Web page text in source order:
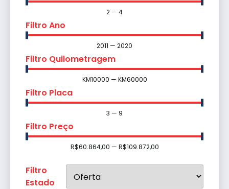
2 — 4
Filtro Ano
2011 — 2020
Filtro Quilometragem
KM10000 — KM60000
Filtro Placa
3 — 9
Filtro Preço
R$60.864,00 — R$109.872,00
Filtro
Estado